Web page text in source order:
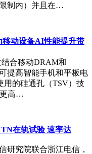
制内）并且在…
移动设备AI性能提升带
合移动DRAM和
提高智能手机和平板电
用的硅通孔（TSV）技
更高…
在轨试验 速率达
研究院联合浙江电信，